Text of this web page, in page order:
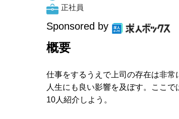
正社員
Sponsored by
概要
仕事をするうえで上司の存在は非
人生にも良い影響を及ぼす。ここ
10人紹介しよう。